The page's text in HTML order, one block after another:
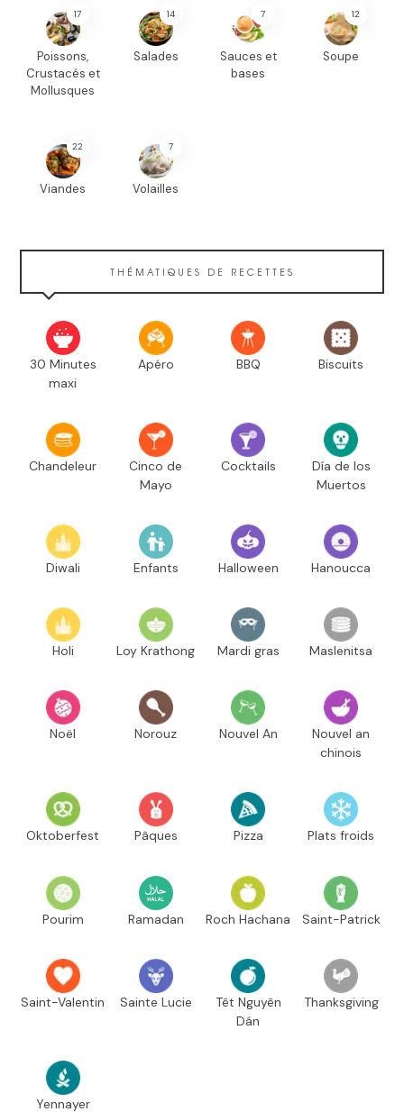
17
Poissons,
Crustacés et
Mollusques
14
Salades
7
Sauces et
bases
12
Soupe
22
Viandes
7
Volailles
THÉMATIQUES DE RECETTES
30 Minutes
maxi
Apéro BBQ Biscuits
Chandeleur
Cinco de
Mayo
Cocktails
Día de los
Muertos
Diwali Enfants Halloween Hanoucca
Holi Loy Krathong Mardi gras Maslenitsa
Noël Norouz Nouvel An
Nouvel an
chinois
Oktoberfest Pâques Pizza Plats froids
Pourim Ramadan Roch Hachana Saint-Patrick
Saint-Valentin Sainte Lucie
Têt Nguyên
Dán
Thanksgiving
Yennayer